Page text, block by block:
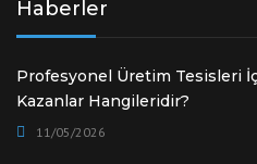
Haberler
Profesyonel Üretim Tesisleri
Kazanlar Hangileridir?
11/05/2026